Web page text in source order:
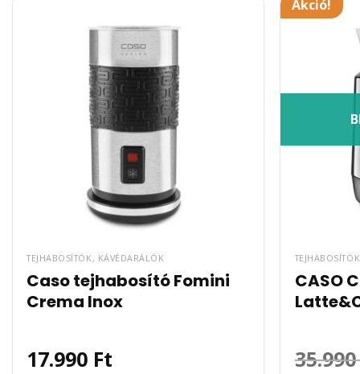
TEJHABOSÍTÓK, KÁVÉDARÁLÓK
Caso tejhabosító Fomini
Crema Inox
17.990 Ft
Akció!
CASO